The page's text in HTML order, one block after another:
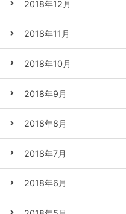
2018年12月
2018年11月
2018年10月
2018年9月
2018年8月
2018年7月
2018年6月